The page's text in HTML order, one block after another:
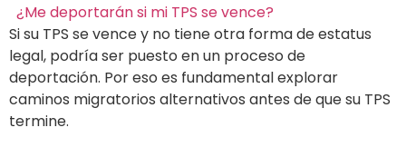
¿Me deportarán si mi TPS se vence?
Si su TPS se vence y no tiene otra forma de estatus
legal, podría ser puesto en un proceso de
deportación. Por eso es fundamental explorar
caminos migratorios alternativos antes de que su TPS
termine.